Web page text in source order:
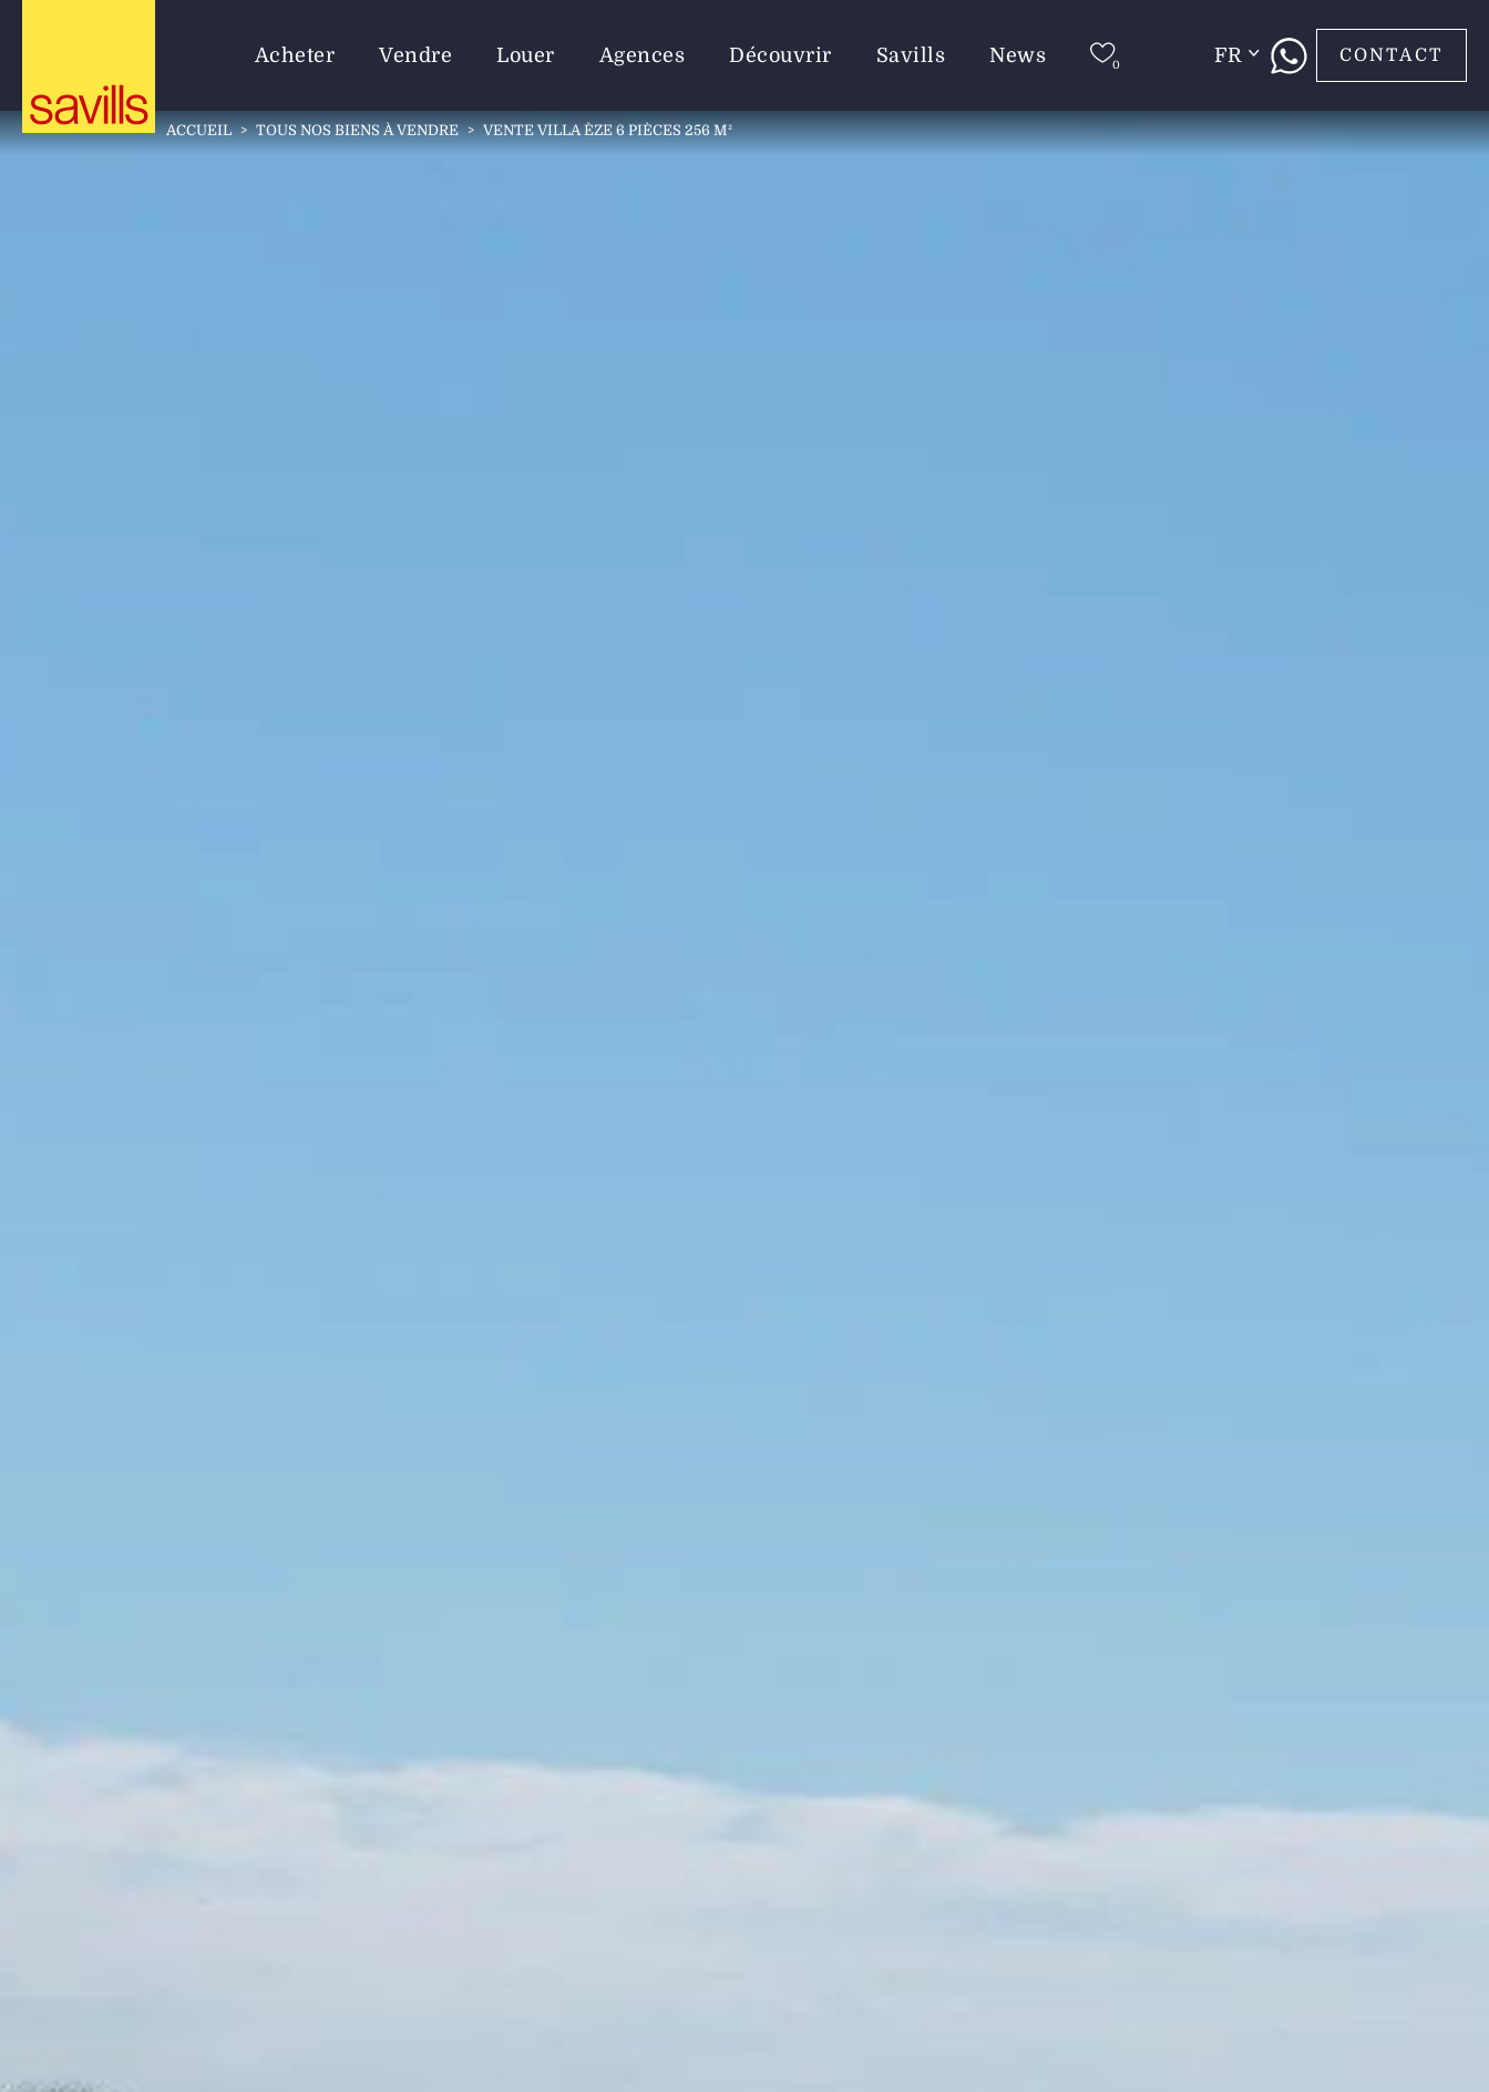
Acheter Vendre Louer Agences Découvrir Savills News FR CONTACT
ACCUEIL > TOUS NOS BIENS À VENDRE > VENTE VILLA ÈZE 6 PIÈCES 256 M²